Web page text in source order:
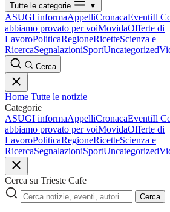
Tutte le categorie ▼
ASUGI informaAppelliCronacaEventiIl
abbiamo provato per voiMovidaOfferte di
LavoroPoliticaRegioneRicetteScienza e
RicercaSegnalazioniSportUncategorized
Cerca
Home Tutte le notizie
Categorie
ASUGI informaAppelliCronacaEventiIl
abbiamo provato per voiMovidaOfferte di
LavoroPoliticaRegioneRicetteScienza e
RicercaSegnalazioniSportUncategorized
Cerca su Trieste Cafe
Cerca